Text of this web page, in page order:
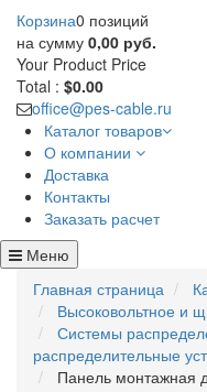
Корзина0 позиций
на сумму 0,00 руб.
Your Product Price
Total : $0.00
office@pes-cable.ru
Каталог товаров
О компании
Доставка
Контакты
Заказать расчет
Меню
Главная страница
Высоковольтное и
Системы
распределительные
Панель монтажная